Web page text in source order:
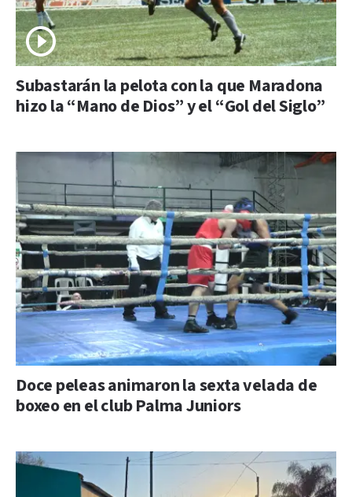
Subastarán la pelota con la que Maradona
hizo la “Mano de Dios” y el “Gol del Siglo”
Doce peleas animaron la sexta velada de
boxeo en el club Palma Juniors